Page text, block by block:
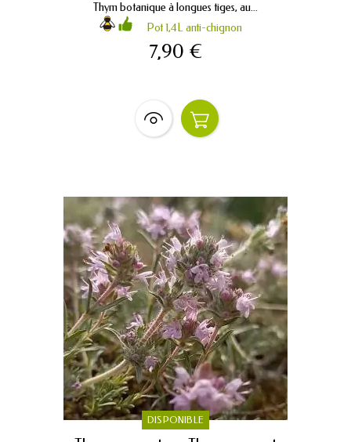
Thym botanique à longues tiges, au...
Pot 1,4L anti-chignon
7,90 €
DISPONIBLE